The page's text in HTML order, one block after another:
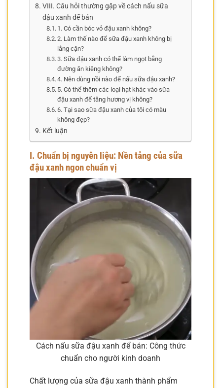
VIII. Câu hỏi thường gặp về cách nấu sữa
đậu xanh để bán
1. Có cần bóc vỏ đậu xanh không?
2. Làm thế nào để sữa đậu xanh không bị
lắng cặn?
3. Sữa đậu xanh có thể làm ngọt bằng
đường ăn kiêng không?
4. Nên dùng nồi nào để nấu sữa đậu xanh?
5. Có thể thêm các loại hạt khác vào sữa
đậu xanh để tăng hương vị không?
6. Tại sao sữa đậu xanh của tôi có màu
không đẹp?
Kết luận
I. Chuẩn bị nguyên liệu: Nền tảng của sữa
đậu xanh ngon chuẩn vị
Cách nấu sữa đậu xanh để bán: Công thức
chuẩn cho người kinh doanh
Chất lượng của sữa đậu xanh thành phẩm